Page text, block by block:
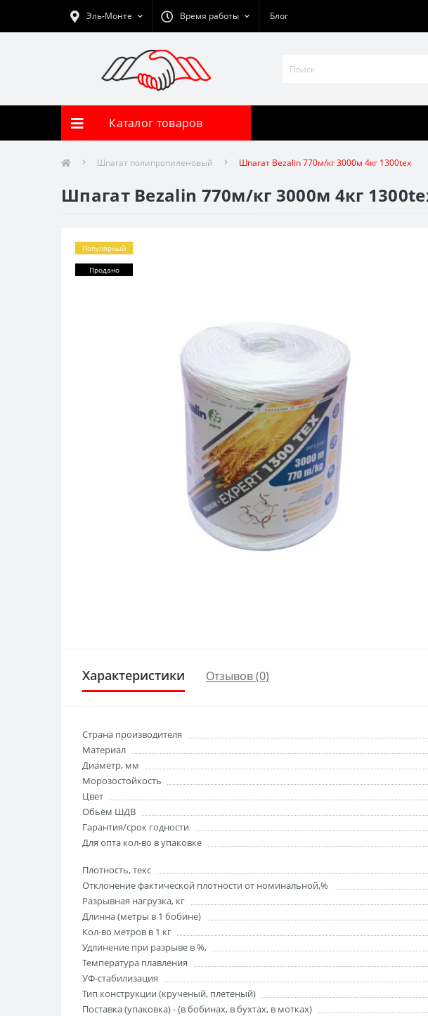
Эль-Монте Время работы Блог
Каталог товаров
Шпагат полипропиленовый Шпагат Bezalin 770м/кг 3000м 4кг 1300tex
Шпагат Bezalin 770м/кг 3000м 4кг
Популярный
Продано
Характеристики Отзывов (0)
Страна производителя
Материал
Диаметр, мм
Морозостойкость
Цвет
Обьём ШДВ
Гарантия/срок годности
Для опта кол-во в упаковке
Плотность, текс
Отклонение фактической плотности от номинальной,%
Разрывная нагрузка, кг
Длинна (метры в 1 бобине)
Кол-во метров в 1 кг
Удлинение при разрыве в %,
Температура плавления
УФ-стабилизация
Тип конструкции (кручeный, плетеный)
Поставка (упаковка) - (в бобинах, в бухтах, в мотках)